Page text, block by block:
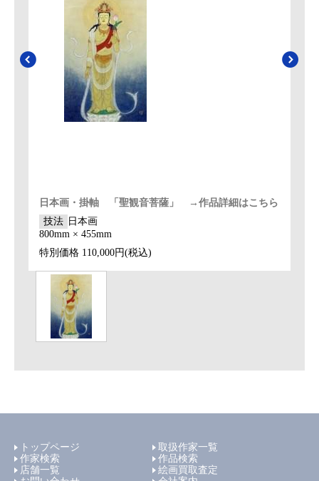
日本画・掛軸 「聖観音菩薩」 →作品詳細はこちら
技法 日本画
800mm × 455mm
特別価格 110,000円(税込)
トップページ
取扱作家一覧
作家検索
作品検索
店舗一覧
絵画買取査定